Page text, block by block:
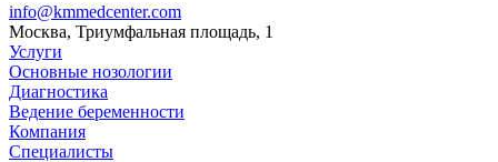
info@kmmedcenter.com
Москва, Триумфальная площадь, 1
Услуги
Основные нозологии
Диагностика
Ведение беременности
Компания
Специалисты